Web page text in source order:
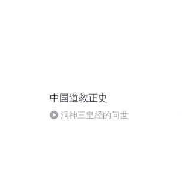
中国道教正史
洞神三皇经的问世